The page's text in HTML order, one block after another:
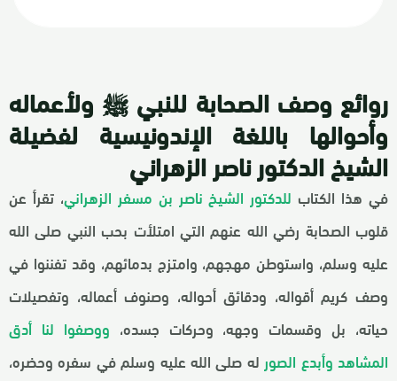
روائع وصف الصحابة للنبي ﷺ ولأعماله
وأحوالها باللغة الإندونيسية لفضيلة
الشيخ الدكتور ناصر الزهراني
في هذا الكتاب للدكتور الشيخ ناصر بن مسفر الزهراني، تقرأ عن
قلوب الصحابة رضي الله عنهم التي امتلأت بحب النبي صلى الله
عليه وسلم، واستوطن مهجهم، وامتزج بدمائهم، وقد تفننوا في
وصف كريم أقواله، ودقائق أحواله، وصنوف أعماله، وتفصيلات
حياته، بل وقسمات وجهه، وحركات جسده، ووصفوا لنا أدق
المشاهد وأبدع الصور له صلى الله عليه وسلم في سفره وحضره،